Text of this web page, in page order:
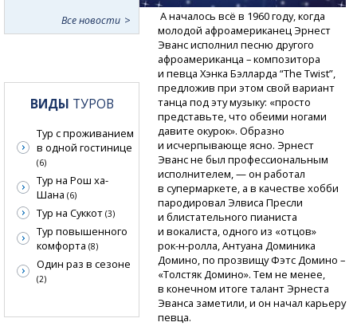
А началось всё в 1960 году, когда
молодой афроамериканец Эрнест
Эванс исполнил песню другого
афроамериканца – композитора
и певца Хэнка Бэлларда “The Twist”,
предложив при этом свой вариант
танца под эту музыку: «просто
представьте, что обеими ногами
давите окурок». Образно
и исчерпывающе ясно. Эрнест
Эванс не был профессиональным
исполнителем, — он работал
в супермаркете, а в качестве хобби
пародировал Элвиса Пресли
и блистательного пианиста
и вокалиста, одного из «отцов»
рок-н-ролла,Антуана Доминика
Домино, по прозвищу Фэтс Домино –
«Толстяк Домино». Тем не менее,
в конечном итоге талант Эрнеста
Эванса заметили, и он начал карьеру
певца.
Все новости
ВИДЫ ТУРОВ
Тур с проживанием
в одной гостинице
(6)
Тур на Рош ха-
Шана (6)
Тур на Суккот (3)
Тур повышенного
комфорта (8)
Один раз в сезоне
(2)